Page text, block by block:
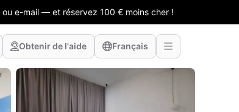
ou e-mail — et réservez 100 € moins cher !
Obtenir de l'aide Français